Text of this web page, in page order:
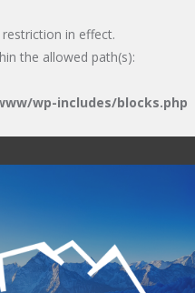
restriction in effect.
the allowed path(s):
wp-includes/blocks.php